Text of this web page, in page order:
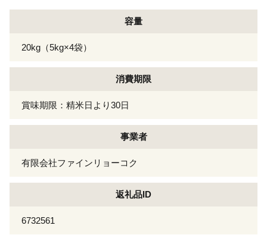
容量
20kg（5kg×4袋）
消費期限
賞味期限：精米日より30日
事業者
有限会社ファインリョーコク
返礼品ID
6732561